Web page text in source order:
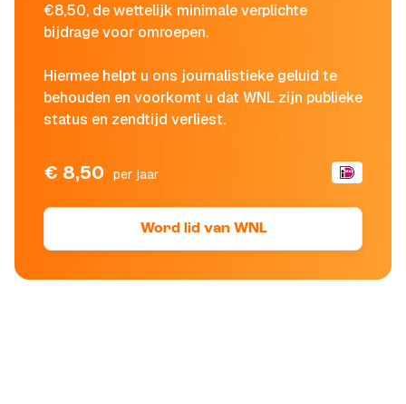
€8,50, de wettelijk minimale verplichte
bijdrage voor omroepen.
Hiermee helpt u ons journalistieke geluid te
behouden en voorkomt u dat WNL zijn publieke
status en zendtijd verliest.
€ 8,50 per jaar
Word lid van WNL